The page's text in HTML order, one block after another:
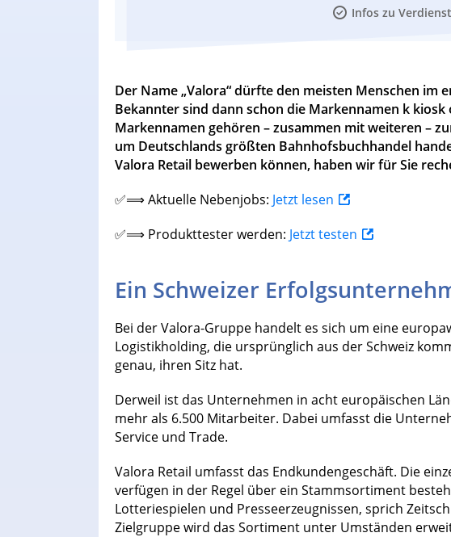
Infos zu
Der Name „Valora“ dürfte den meisten Menschen im
Bekannter sind dann schon die Markennamen k kiosk
Markennamen gehören – zusammen mit weiteren –
um Deutschlands größten Bahnhofsbuchhandel
Valora Retail bewerben können, haben wir für Sie
✅⟹ Aktuelle Nebenjobs: Jetzt lesen
✅⟹ Produkttester werden: Jetzt testen
Ein Schweizer
Bei der Valora-Gruppe handelt es sich um eine
Logistikholding, die ursprünglich aus der Schweiz
genau, ihren Sitz hat.
Derweil ist das Unternehmen in acht europäischen
mehr als 6.500 Mitarbeiter. Dabei umfasst die
Service und Trade.
Valora Retail umfasst das Endkundengeschäft. Die
verfügen in der Regel über ein Stammsortiment
Lotteriespielen und Presseerzeugnissen, sprich
Zielgruppe wird das Sortiment unter Umständen